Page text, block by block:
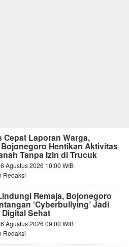
Cepat Laporan Warga,
Hentikan Aktivitas
Tanpa Izin di Trucuk
Agustus 2026 10:00 WIB
Redaksi
Remaja, Bojonegoro
‘Cyberbullying’ Jadi
Sehat
Agustus 2026 09:00 WIB
Redaksi